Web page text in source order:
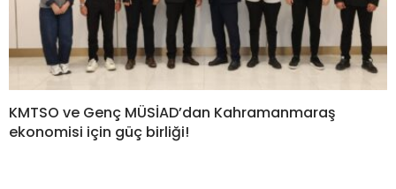
KMTSO ve Genç MÜSİAD’dan Kahramanmaraş
ekonomisi için güç birliği!